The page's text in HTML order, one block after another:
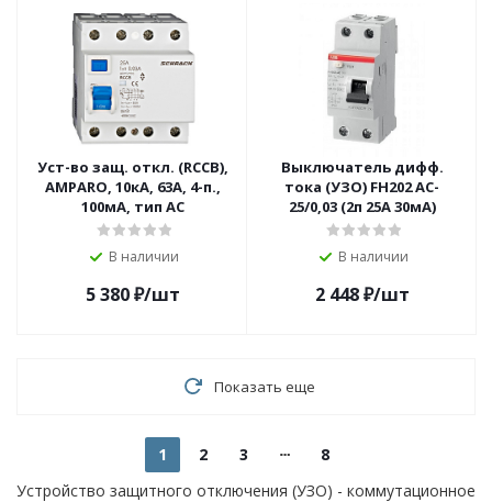
Уст-во защ. откл. (RCCB),
AMPARO, 10кА, 63А, 4-п.,
100мА, тип АС
В наличии
5 380₽/шт
Выключатель дифф.
тока (УЗО) FH202 AC-
25/0,03 (2п 25А 30мА)
В наличии
2 448₽/шт
Показать еще
1 2 3
8
Устройство защитного отключения (УЗО) - коммутационное